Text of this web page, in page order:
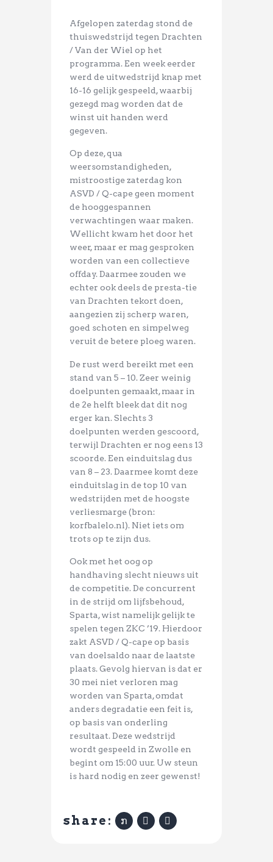
Afgelopen zaterdag stond de
thuiswedstrijd tegen Drachten
/ Van der Wiel op het
programma. Een week eerder
werd de uitwedstrijd knap met
16-16 gelijk gespeeld, waarbij
gezegd mag worden dat de
winst uit handen werd
gegeven.
Op deze, qua
weersomstandigheden,
mistroostige zaterdag kon
ASVD / Q-cape geen moment
de hooggespannen
verwachtingen waar maken.
Wellicht kwam het door het
weer, maar er mag gesproken
worden van een collectieve
offday. Daarmee zouden we
echter ook deels de presta-tie
van Drachten tekort doen,
aangezien zij scherp waren,
goed schoten en simpelweg
veruit de betere ploeg waren.
De rust werd bereikt met een
stand van 5 – 10. Zeer weinig
doelpunten gemaakt, maar in
de 2e helft bleek dat dit nog
erger kan. Slechts 3
doelpunten werden gescoord,
terwijl Drachten er nog eens 13
scoorde. Een einduitslag dus
van 8 – 23. Daarmee komt deze
einduitslag in de top 10 van
wedstrijden met de hoogste
verliesmarge (bron:
korfbalelo.nl). Niet iets om
trots op te zijn dus.
Ook met het oog op
handhaving slecht nieuws uit
de competitie. De concurrent
in de strijd om lijfsbehoud,
Sparta, wist namelijk gelijk te
spelen tegen ZKC ’19. Hierdoor
zakt ASVD / Q-cape op basis
van doelsaldo naar de laatste
plaats. Gevolg hiervan is dat er
30 mei niet verloren mag
worden van Sparta, omdat
anders degradatie een feit is,
op basis van onderling
resultaat. Deze wedstrijd
wordt gespeeld in Zwolle en
begint om 15:00 uur. Uw steun
is hard nodig en zeer gewenst!
share: